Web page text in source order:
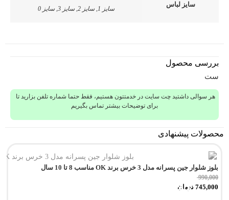
سایز لباس
سایز 1, سایز 2, سایز 3, سایز 0
بررسی محصول
ست
هر سوالی داشتید چت سایت در خدمتتون هستیم، فقط حتما شماره تلفن بزارید تا
برای توضیحات بیشتر تماس بگیریم
محصولات پیشنهادی
تمام شد!
بلوز شلوار جین پسرانه مدل 3 خرس برند OK مناسب 8 تا 10 سال
990,000
745,000 تومان